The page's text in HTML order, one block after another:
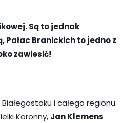
Są to jednak
Branickich to jedno z
zawiesić!
i całego regionu.
Koronny, Jan Klemens